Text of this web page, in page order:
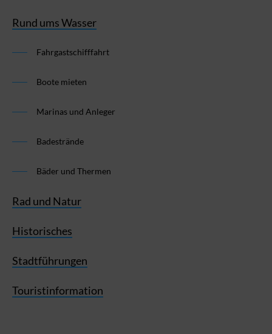
Rund ums Wasser
Fahrgastschifffahrt
Boote mieten
Marinas und Anleger
Badestrände
Bäder und Thermen
Rad und Natur
Historisches
Stadtführungen
Touristinformation